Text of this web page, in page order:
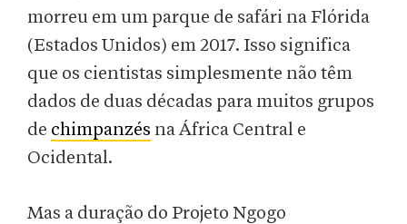
morreu em um parque de safári na Flórida
(Estados Unidos) em 2017. Isso significa
que os cientistas simplesmente não têm
dados de duas décadas para muitos grupos
de chimpanzés na África Central e
Ocidental.
Mas a duração do Projeto Ngogo